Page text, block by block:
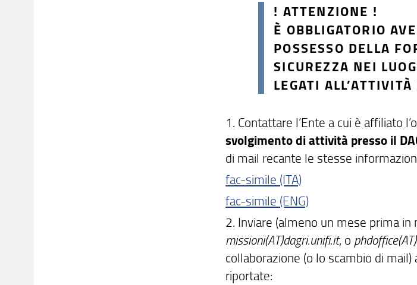
! ATTENZIONE !
È OBBLIGATORIO
POSSESSO DELLA
SICUREZZA NEI
LEGATI
1. Contattare l’Ente a cui è affiliato
svolgimento di attività presso il
di mail recante le stesse
fac-simile (ITA)
fac-simile (ENG)
2. Inviare (almeno un mese prima
missioni(AT)dagri.unifi.it, o
collaborazione (o lo scambio di
riportate: